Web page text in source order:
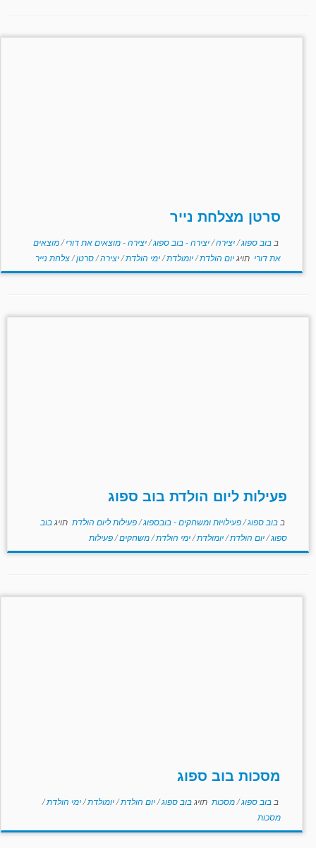
סרטן מצלחת נייר
ב בוב ספוג/יצירה/יצירה - בוב ספוג/יצירה - מוצאים את דורי/מוצאים
את דורי תויגיום הולדת/יומולדת/ימי הולדת/יצירה/סרטן/צלחת נייר
פעילות ליום הולדת בוב ספוג
ב בוב ספוג/פעילויות ומשחקים - בובספוג/פעילות ליום הולדת תויגבוב
ספוג/יום הולדת/יומולדת/ימי הולדת/משחקים/פעילות
מסכות בוב ספוג
ב בוב ספוג/מסכות תויגבוב ספוג/יום הולדת/יומולדת/ימי הולדת/
מסכות